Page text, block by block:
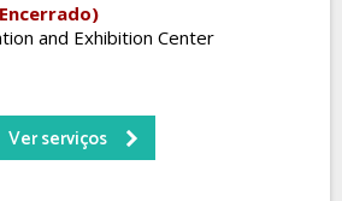
and Exhibition Center
Ver serviços